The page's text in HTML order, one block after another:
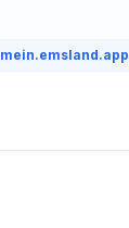
mein.emsland.app